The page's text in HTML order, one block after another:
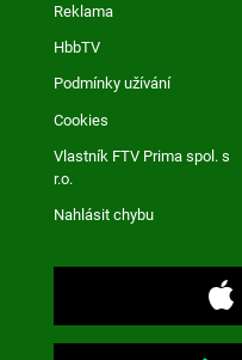
Reklama
HbbTV
Podmínky užívání
Cookies
Vlastník FTV Prima spol. s
r.o.
Nahlásit chybu